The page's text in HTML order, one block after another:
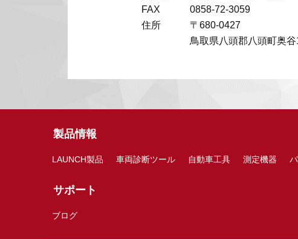
FAX
0858-72-3059
住所
〒680-0427
鳥取県八頭郡八頭町奥谷
製品情報
LAUNCH製品 車両診断ツール 自動車工具 測定機器
サポート
ブログ